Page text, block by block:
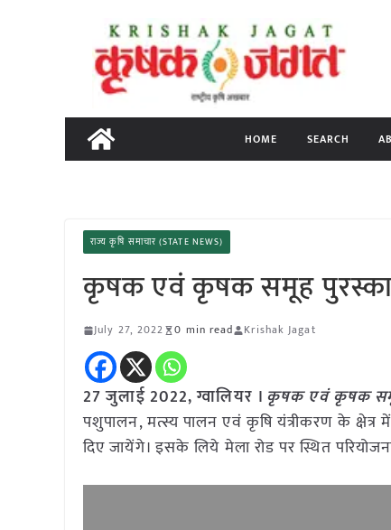
content
HOME SEARCH
राज्य कृषि समाचार (STATE NEWS)
कृषक एवं कृषक समूह
July 27, 2022 0 min read Krishak Jagat
27 जुलाई 2022, ग्वालियर । कृषक एवं कृषक
पशुपालन, मत्स्य पालन एवं कृषि यंत्रीकरण के
दिए जायेंगे। इसके लिये मेला रोड पर स्थित